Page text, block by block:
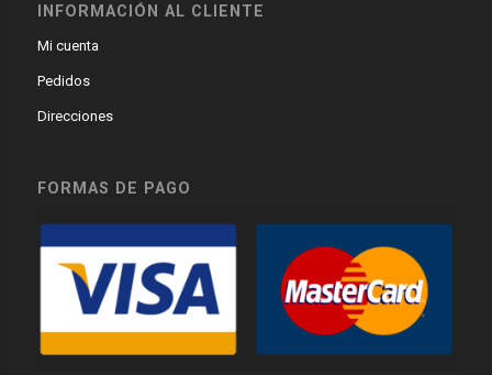
INFORMACIÓN AL CLIENTE
Mi cuenta
Pedidos
Direcciones
FORMAS DE PAGO